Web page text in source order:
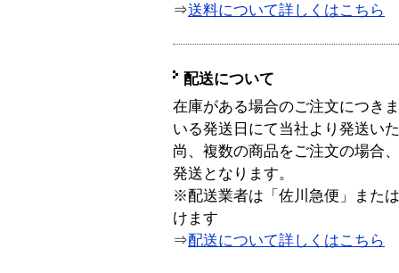
⇒送料について詳しくはこちら
配送について
在庫がある場合のご注文につき
いる発送日にて当社より発送い
尚、複数の商品をご注文の場合
発送となります。
※配送業者は「佐川急便」また
けます
⇒配送について詳しくはこちら